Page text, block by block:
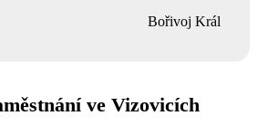
Bořivoj Král
ve Vizovicích